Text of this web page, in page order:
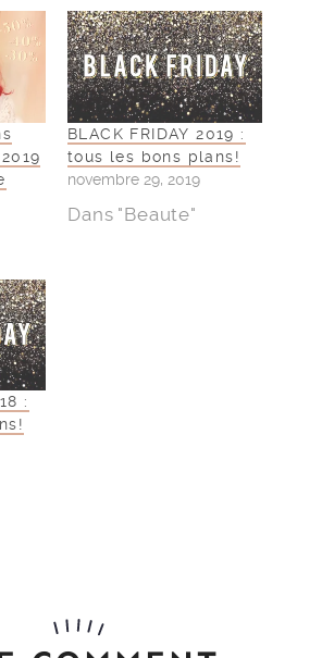
BLACK FRIDAY 2019 :
tous les bons plans!
novembre 29, 2019
Dans "Beaute"
: